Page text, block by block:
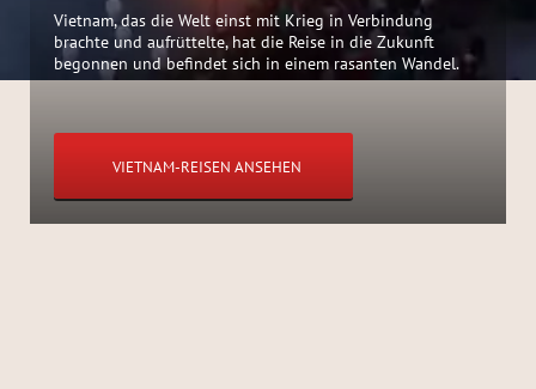
Vietnam, das die Welt einst mit Krieg in Verbindung
brachte und aufrüttelte, hat die Reise in die Zukunft
begonnen und befindet sich in einem rasanten Wandel.
VIETNAM-REISEN ANSEHEN